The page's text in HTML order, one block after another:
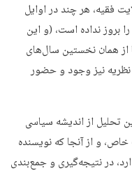
فقیه، هر چند در اوایل
بروز نداده است، (و این
از همان نخستین سال‌های
نظریه نیز وجود و حضور
تحلیل از اندیشه سیاسی
و از آنجا که نویسنده
در نتیجه‌گیری و جمع‌بندی